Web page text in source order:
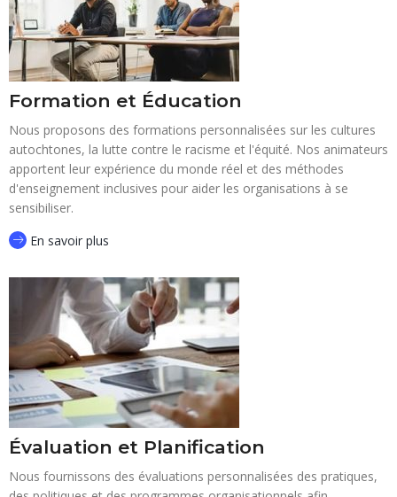
Formation et Éducation
Nous proposons des formations personnalisées sur les cultures
autochtones, la lutte contre le racisme et l'équité. Nos animateurs
apportent leur expérience du monde réel et des méthodes
d'enseignement inclusives pour aider les organisations à se
sensibiliser.
En savoir plus
Évaluation et Planification
Nous fournissons des évaluations personnalisées des pratiques,